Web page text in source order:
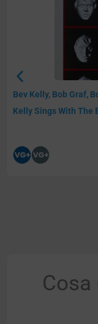
Bev Kelly, Bob Graf,
Kelly Sings With The